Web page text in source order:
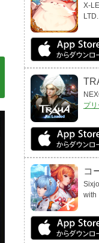
X-
LTD.
プ
コ
with